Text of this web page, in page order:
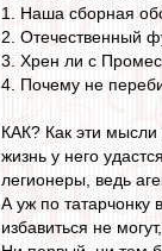
1. Наша сборная
2. Отечественный
3. Хрен ли с
4. Почему не
КАК? Как эти мысли
жизнь у него
легионеры, ведь
А уж по татарчонку
избавиться не